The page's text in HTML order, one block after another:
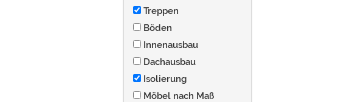
Treppen
Böden
Innenausbau
Dachausbau
Isolierung
Möbel nach Maß